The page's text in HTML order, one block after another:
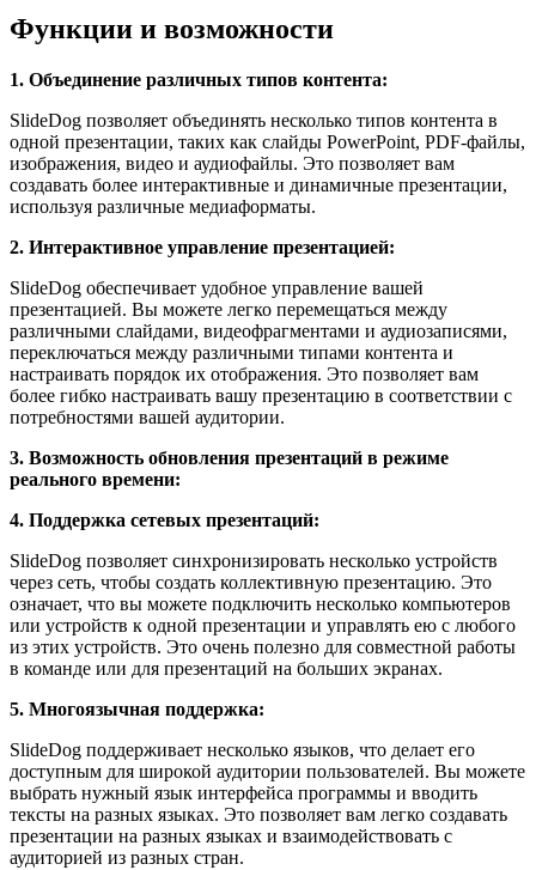
Функции и возможности
1. Объединение различных типов контента:
SlideDog позволяет объединять несколько типов контента в
одной презентации, таких как слайды PowerPoint, PDF-файлы,
изображения, видео и аудиофайлы. Это позволяет вам
создавать более интерактивные и динамичные презентации,
используя различные медиаформаты.
2. Интерактивное управление презентацией:
SlideDog обеспечивает удобное управление вашей
презентацией. Вы можете легко перемещаться между
различными слайдами, видеофрагментами и аудиозаписями,
переключаться между различными типами контента и
настраивать порядок их отображения. Это позволяет вам
более гибко настраивать вашу презентацию в соответствии с
потребностями вашей аудитории.
3. Возможность обновления презентаций в режиме
реального времени:
4. Поддержка сетевых презентаций:
SlideDog позволяет синхронизировать несколько устройств
через сеть, чтобы создать коллективную презентацию. Это
означает, что вы можете подключить несколько компьютеров
или устройств к одной презентации и управлять ею с любого
из этих устройств. Это очень полезно для совместной работы
в команде или для презентаций на больших экранах.
5. Многоязычная поддержка:
SlideDog поддерживает несколько языков, что делает его
доступным для широкой аудитории пользователей. Вы можете
выбрать нужный язык интерфейса программы и вводить
тексты на разных языках. Это позволяет вам легко создавать
презентации на разных языках и взаимодействовать с
аудиторией из разных стран.